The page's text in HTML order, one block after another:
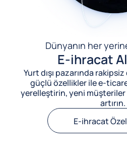
Dünyanın her
E-ihracat
Yurt dışı pazarında
güçlü özellikler ile e-
yerelleştirin, yeni müşteriler
artırın.
E-ihracat